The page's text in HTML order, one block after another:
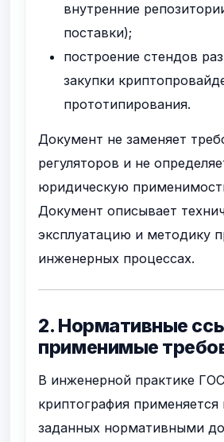
внутренние
поставки);
построение стендов
закупки
прототипирования.
Документ не заменяет
регуляторов и не
юридическую
Документ описывает
эксплуатацию и методику
инженерных процессах.
2. Нормативные
применимые
В инженерной практике
криптография применяется
заданных нормативными